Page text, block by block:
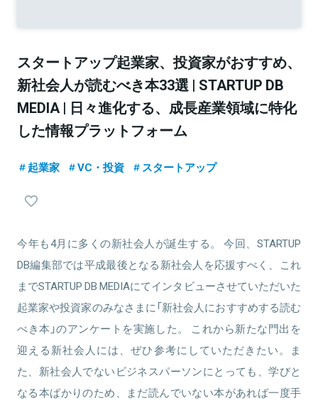
スタートアップ起業家、投資家がおすすめ、
新社会人が読むべき本33選 | STARTUP DB
MEDIA | 日々進化する、成長産業領域に特化
した情報プラットフォーム
起業家 VC・投資 スタートアップ
今年も4月に多くの新社会人が誕生する。 今回、STARTUP
DB編集部では平成最後となる新社会人を応援すべく、これ
までSTARTUP DB MEDIAにてインタビューさせていただいた
起業家や投資家のみなさまに「新社会人におすすめする読む
べき本」のアンケートを実施した。 これから新たな門出を
迎える新社会人には、ぜひ参考にしていただきたい。ま
た、新社会人でないビジネスパーソンにとっても、学びと
なる本ばかりのため、まだ読んでいない本があれば一度手